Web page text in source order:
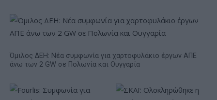
Όμιλος ΔΕΗ: Νέα συμφωνία για χαρτοφυλάκιο έργων ΑΠΕ
άνω των 2 GW σε Πολωνία και Ουγγαρία